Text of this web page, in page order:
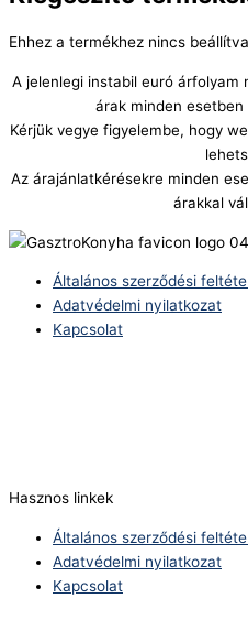
Ehhez a termékhez nincs
A jelenlegi instabil euró
árak minden
Kérjük vegye figyelembe, hogy
Az árajánlatkérésekre minden
árakkal
Általános szerződési
Adatvédelmi nyilatkozat
Kapcsolat
Hasznos linkek
Általános szerződési
Adatvédelmi nyilatkozat
Kapcsolat